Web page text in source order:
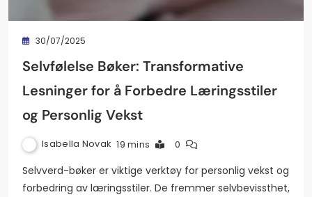
30/07/2025
Selvfølelse Bøker: Transformative
Lesninger for å Forbedre Læringsstiler
og Personlig Vekst
Isabella Novak 19 mins 0
Selvverd-bøker er viktige verktøy for personlig vekst og
forbedring av læringsstiler. De fremmer selvbevissthet,